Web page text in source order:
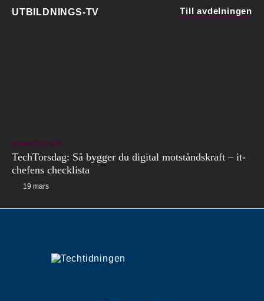
UTBILDNINGS-TV Till avdelningen
BRANSCHEN
TechTorsdag: Så bygger du digital motståndskraft – it-
chefens checklista
19 mars